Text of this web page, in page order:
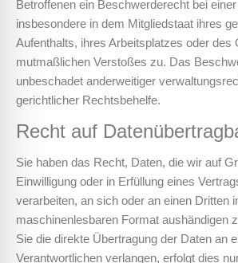
Betroffenen ein Beschwerderecht bei
insbesondere in dem Mitgliedstaat ihres
Aufenthalts, ihres Arbeitsplatzes oder des
mutmaßlichen Verstoßes zu. Das
unbeschadet anderweitiger
gerichtlicher Rechtsbehelfe.
Recht auf
Sie haben das Recht, Daten, die wir auf
Einwilligung oder in Erfüllung eines
verarbeiten, an sich oder an einen Dritten
maschinenlesbaren Format aushändigen
Sie die direkte Übertragung der Daten an
Verantwortlichen verlangen, erfolgt dies